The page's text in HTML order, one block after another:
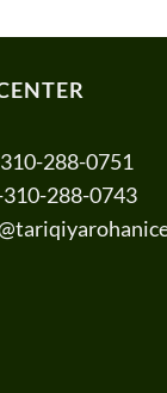
288-0751
310-288-0743